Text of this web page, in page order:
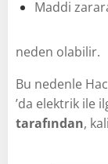
Maddi
neden olabilir.
Bu nedenle
’da elektrik ile
tarafından,